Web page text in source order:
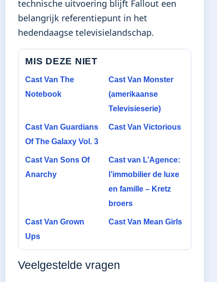
technische uitvoering blijft Fallout een
belangrijk referentiepunt in het
hedendaagse televisielandschap.
MIS DEZE NIET
Cast Van The
Notebook
Cast Van Monster
(amerikaanse
Televisieserie)
Cast Van Guardians
Of The Galaxy Vol. 3
Cast Van Victorious
Cast Van Sons Of
Anarchy
Cast van L’Agence:
l’immobilier de luxe
en famille – Kretz
broers
Cast Van Grown
Ups
Cast Van Mean Girls
Veelgestelde vragen